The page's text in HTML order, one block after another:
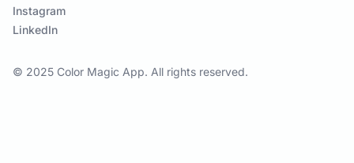
Instagram
LinkedIn
© 2025 Color Magic App. All rights reserved.